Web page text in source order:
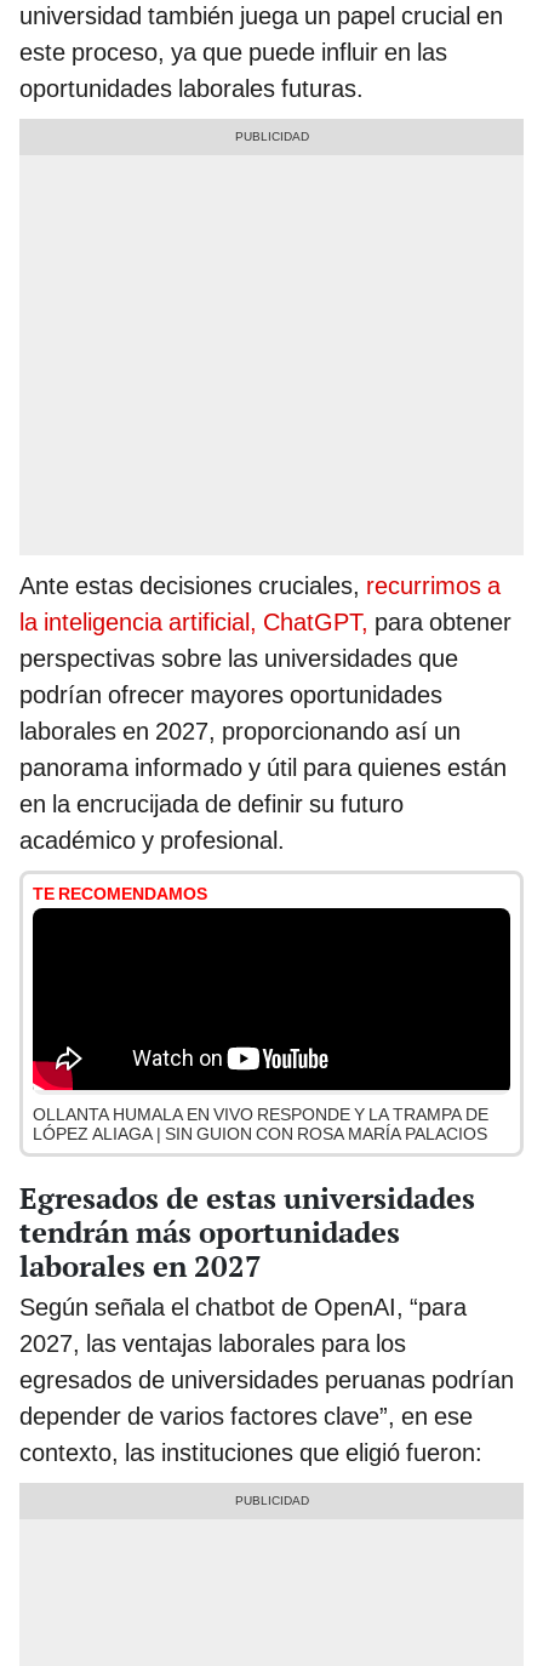
universidad también juega un papel crucial en
este proceso, ya que puede influir en las
oportunidades laborales futuras.
Ante estas decisiones cruciales, recurrimos a
la inteligencia artificial, ChatGPT, para obtener
perspectivas sobre las universidades que
podrían ofrecer mayores oportunidades
laborales en 2027, proporcionando así un
panorama informado y útil para quienes están
en la encrucijada de definir su futuro
académico y profesional.
TE RECOMENDAMOS
OLLANTA HUMALA EN VIVO RESPONDE Y LA TRAMPA DE
LÓPEZ ALIAGA | SIN GUION CON ROSA MARÍA PALACIOS
Egresados de estas universidades
tendrán más oportunidades
laborales en 2027
Según señala el chatbot de OpenAI, “para
2027, las ventajas laborales para los
egresados de universidades peruanas podrían
depender de varios factores clave”, en ese
contexto, las instituciones que eligió fueron: